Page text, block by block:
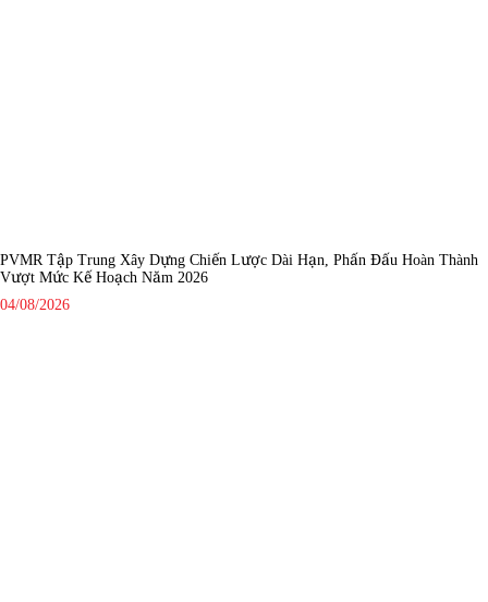
PVMR Tập Trung Xây Dựng Chiến Lược Dài Hạn, Phấn Đấu Hoàn Thành
Vượt Mức Kế Hoạch Năm 2026
04/08/2026